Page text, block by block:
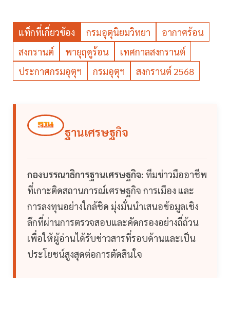
แท็กที่เกี่ยวข้อง กรมอุตุนิยมวิทยา
อากาศร้อน
สงกรานต์
พายุฤดูร้อน
เทศกาลสงกรานต์
ประกาศกรมอุตุฯ
กรมอุตุฯ สงกรานต์ 2568
ฐานเศรษฐกิจ
กองบรรณาธิการฐานเศรษฐกิจ: ทีมข่าวมืออาชีพ
ที่เกาะติดสถานการณ์เศรษฐกิจ การเมือง และ
การลงทุนอย่างใกล้ชิด มุ่งมั่นนำเสนอข้อมูลเชิง
ลึกที่ผ่านการตรวจสอบและคัดกรองอย่างถี่ถ้วน
เพื่อให้ผู้อ่านได้รับข่าวสารที่รอบด้านและเป็น
ประโยชน์สูงสุดต่อการตัดสินใจ